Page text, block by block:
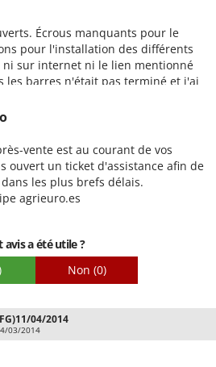
Écrous manquants pour le
pour l'installation des différents
sur internet ni le lien mentionné
les barres n'était pas terminé et j'ai
vente est au courant de vos
ouvert un ticket d'assistance afin de
les plus brefs délais.
agrieuro.es
avis a été utile ?
Non (0)
11/04/2014
03/2014